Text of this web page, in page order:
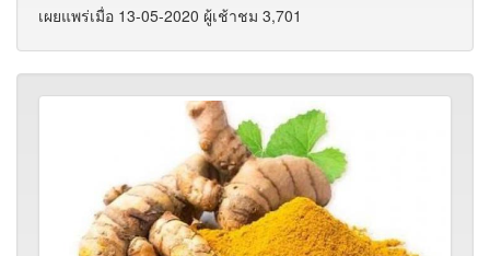
เผยแพร่เมื่อ 13-05-2020 ผู้เช้าชม 3,701